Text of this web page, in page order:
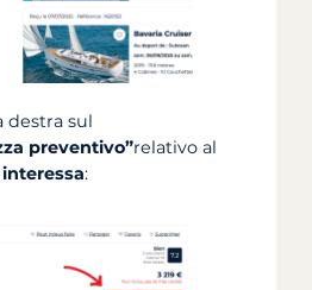
destra sul
preventivo”relativo al
interessa: